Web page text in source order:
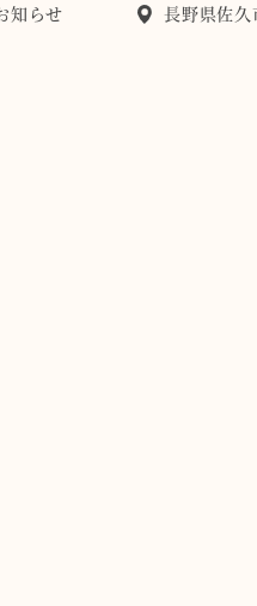
知らせ
長野県佐